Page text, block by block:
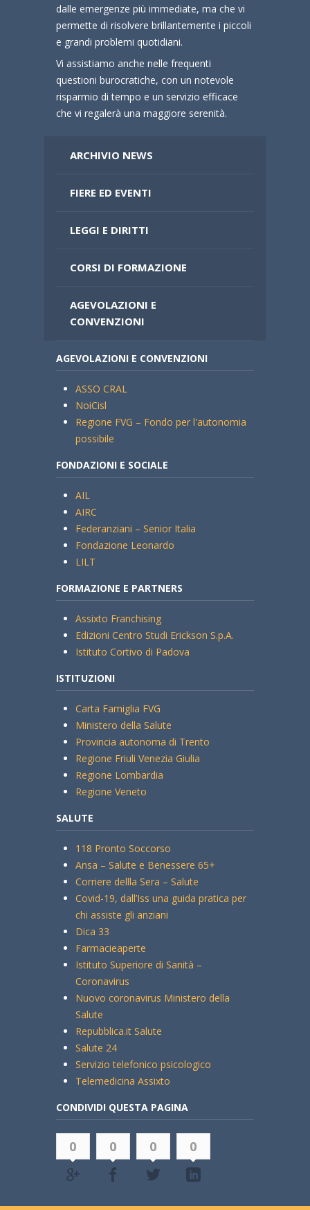
dalle emergenze più immediate, ma che vi
permette di risolvere brillantemente i piccoli
e grandi problemi quotidiani.
Vi assistiamo anche nelle frequenti
questioni burocratiche, con un notevole
risparmio di tempo e un servizio efficace
che vi regalerà una maggiore serenità.
ARCHIVIO NEWS
FIERE ED EVENTI
LEGGI E DIRITTI
CORSI DI FORMAZIONE
AGEVOLAZIONI E
CONVENZIONI
AGEVOLAZIONI E CONVENZIONI
ASSO CRAL
NoiCisl
Regione FVG – Fondo per l'autonomia
possibile
FONDAZIONI E SOCIALE
AIL
AIRC
Federanziani – Senior Italia
Fondazione Leonardo
LILT
FORMAZIONE E PARTNERS
Assixto Franchising
Edizioni Centro Studi Erickson S.p.A.
Istituto Cortivo di Padova
ISTITUZIONI
Carta Famiglia FVG
Ministero della Salute
Provincia autonoma di Trento
Regione Friuli Venezia Giulia
Regione Lombardia
Regione Veneto
SALUTE
118 Pronto Soccorso
Ansa – Salute e Benessere 65+
Corriere dellla Sera – Salute
Covid-19, dall’Iss una guida pratica per
chi assiste gli anziani
Dica 33
Farmacieaperte
Istituto Superiore di Sanità –
Coronavirus
Nuovo coronavirus Ministero della
Salute
Repubblica.it Salute
Salute 24
Servizio telefonico psicologico
Telemedicina Assixto
CONDIVIDI QUESTA PAGINA
0 0 0 0